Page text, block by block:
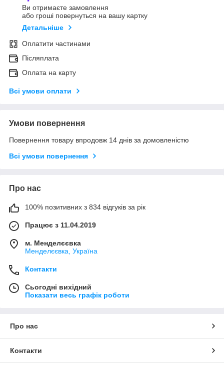
Ви отримаєте замовлення
або гроші повернуться на вашу картку
Детальніше
Оплатити частинами
Післяплата
Оплата на карту
Всі умови оплати
Умови повернення
Повернення товару впродовж 14 днів за домовленістю
Всі умови повернення
Про нас
100% позитивних з 834 відгуків за рік
Працює з 11.04.2019
м. Менделєєвка
Менделєєвка, Україна
Контакти
Сьогодні вихідний
Показати весь графік роботи
Про нас
Контакти